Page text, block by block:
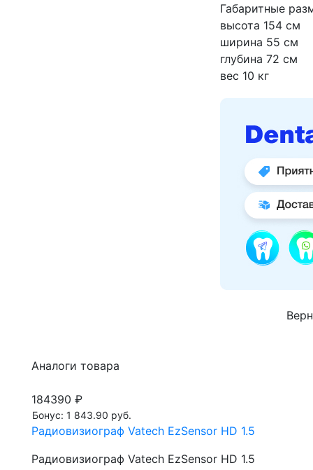
Габаритные
высота 154 см
ширина 55 см
глубина 72 см
вес 10 кг
Аналоги товара
184390 ₽
Бонус: 1 843.90 руб.
Радиовизиограф Vatech EzSensor HD 1.5
Радиовизиограф Vatech EzSensor HD 1.5